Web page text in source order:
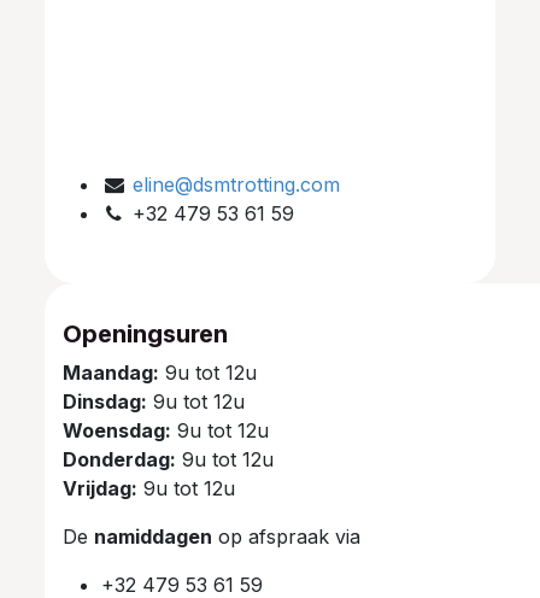
eline@dsmtrotting.com
+32 479 53 61 59
Openingsuren
Maandag: 9u tot 12u
Dinsdag: 9u tot 12u
Woensdag: 9u tot 12u
Donderdag: 9u tot 12u
Vrijdag: 9u tot 12u
De namiddagen op afspraak via
+32 479 53 61 59